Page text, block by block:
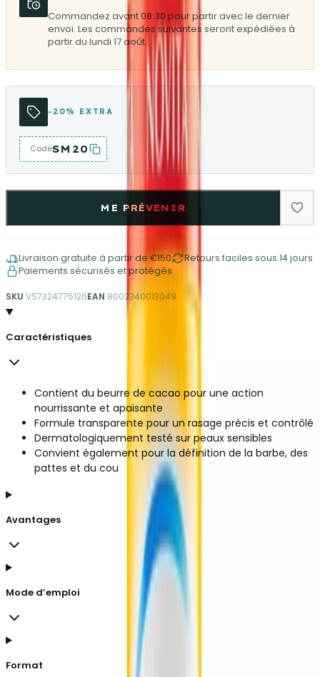
Commandez avant 08:30 pour partir avec le dernier
envoi. Les commandes suivantes seront expédiées à
partir du lundi 17 août.
-20% EXTRA
CodeSM20
ME PRÉVENIR
Livraison gratuite à partir de €150
Retours faciles sous 14 jours
Paiements sécurisés et protégés
SKU VS7324775126EAN 8002340013049
Caractéristiques
Contient du beurre de cacao pour une action
nourrissante et apaisante
Formule transparente pour un rasage précis et contrôlé
Dermatologiquement testé sur peaux sensibles
Convient également pour la définition de la barbe, des
pattes et du cou
Avantages
Mode d’emploi
Format